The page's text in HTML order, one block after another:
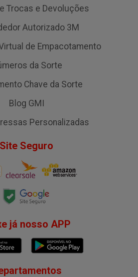
Trocas e Devoluções
Autorizado 3M
de Empacotamento
da Sorte
Chave da Sorte
Blog GMI
Personalizadas
Site Seguro
já nosso APP